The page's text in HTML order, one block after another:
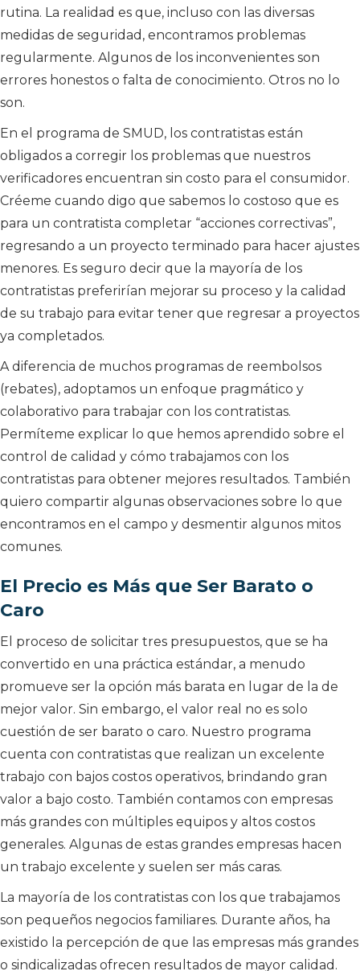
rutina. La realidad es que, incluso con las diversas
medidas de seguridad, encontramos problemas
regularmente. Algunos de los inconvenientes son
errores honestos o falta de conocimiento. Otros no lo
son.
En el programa de SMUD, los contratistas están
obligados a corregir los problemas que nuestros
verificadores encuentran sin costo para el consumidor.
Créeme cuando digo que sabemos lo costoso que es
para un contratista completar “acciones correctivas”,
regresando a un proyecto terminado para hacer ajustes
menores. Es seguro decir que la mayoría de los
contratistas preferirían mejorar su proceso y la calidad
de su trabajo para evitar tener que regresar a proyectos
ya completados.
A diferencia de muchos programas de reembolsos
(rebates), adoptamos un enfoque pragmático y
colaborativo para trabajar con los contratistas.
Permíteme explicar lo que hemos aprendido sobre el
control de calidad y cómo trabajamos con los
contratistas para obtener mejores resultados. También
quiero compartir algunas observaciones sobre lo que
encontramos en el campo y desmentir algunos mitos
comunes.
El Precio es Más que Ser Barato o
Caro
El proceso de solicitar tres presupuestos, que se ha
convertido en una práctica estándar, a menudo
promueve ser la opción más barata en lugar de la de
mejor valor. Sin embargo, el valor real no es solo
cuestión de ser barato o caro. Nuestro programa
cuenta con contratistas que realizan un excelente
trabajo con bajos costos operativos, brindando gran
valor a bajo costo. También contamos con empresas
más grandes con múltiples equipos y altos costos
generales. Algunas de estas grandes empresas hacen
un trabajo excelente y suelen ser más caras.
La mayoría de los contratistas con los que trabajamos
son pequeños negocios familiares. Durante años, ha
existido la percepción de que las empresas más grandes
o sindicalizadas ofrecen resultados de mayor calidad.